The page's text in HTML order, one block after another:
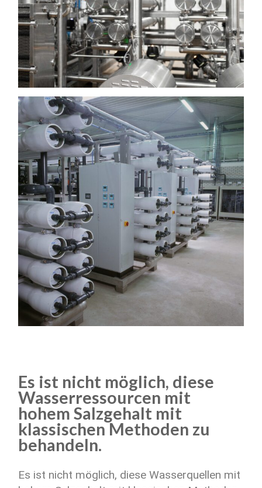
Es ist nicht möglich, diese
Wasserressourcen mit
hohem Salzgehalt mit
klassischen Methoden zu
behandeln.
Es ist nicht möglich, diese Wasserquellen mit